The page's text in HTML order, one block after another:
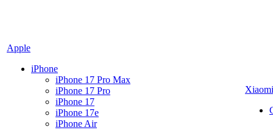
Apple
iPhone
iPhone 17 Pro Max
iPhone 17 Pro
iPhone 17
iPhone 17e
iPhone Air
Xiaomi